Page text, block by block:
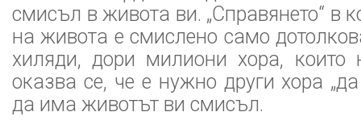
смисъл в живота ви. „Справянето“ в
на живота е смислено само
хиляди, дори милиони хора, които
оказва се, че е нужно други хора
да има животът ви смисъл.